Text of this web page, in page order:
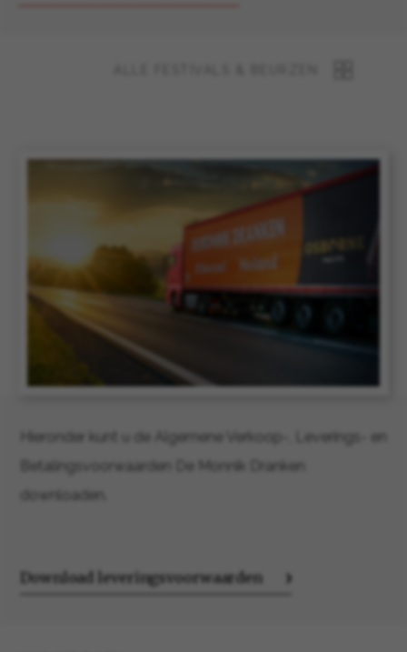
Hieronder kunt u de Algemene Verkoop-, Leverings- en
Betalingsvoorwaarden De Monnik Dranken
downloaden.
Download leveringsvoorwaarden